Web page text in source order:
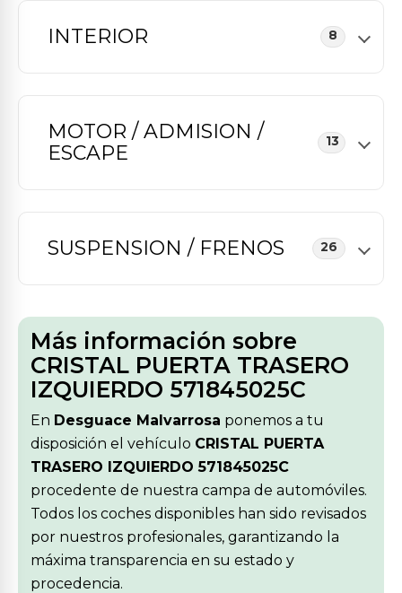
INTERIOR 8
MOTOR / ADMISION /
ESCAPE
13
SUSPENSION / FRENOS 26
Más información sobre
CRISTAL PUERTA TRASERO
IZQUIERDO 571845025C
En Desguace Malvarrosa ponemos a tu
disposición el vehículo CRISTAL PUERTA
TRASERO IZQUIERDO 571845025C
procedente de nuestra campa de automóviles.
Todos los coches disponibles han sido revisados
por nuestros profesionales, garantizando la
máxima transparencia en su estado y
procedencia.